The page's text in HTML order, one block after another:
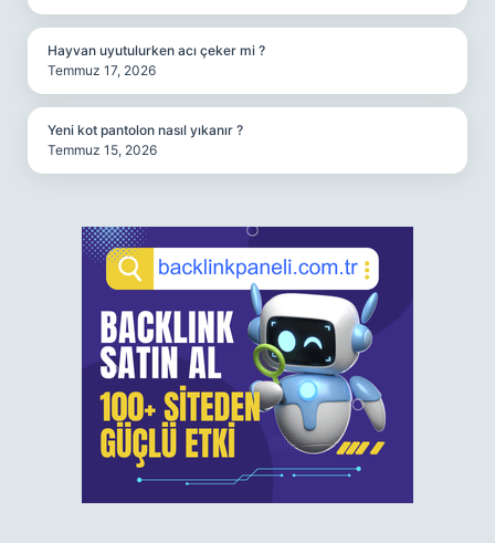
Hayvan uyutulurken acı çeker mi ?
Temmuz 17, 2026
Yeni kot pantolon nasıl yıkanır ?
Temmuz 15, 2026